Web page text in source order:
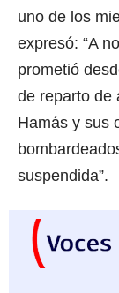
uno de los
expresó: “A
prometió
de reparto de
Hamás y sus
suspendida”.